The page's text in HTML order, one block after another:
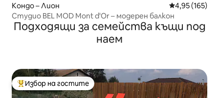
Кондо – Лион Средна
4,95 (165)
Студио BEL MOD Mont d'Or – модерен балкон
Подходящи за семейства къщи под
наем
Най-популярен избор на гостите
Избор на гостите